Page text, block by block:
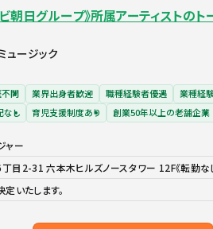
ビ朝日グループ》所属アーティスト
ュージック
問 業界出身者歓迎 職種経験者優遇 業種経
なし 育児支援制度あり 創業50年以上の老舗企業
ャー
目2-31 六本木ヒルズノースタワー 12F《転勤な
いたします。